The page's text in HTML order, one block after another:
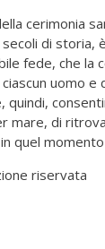
cerimonia
di storia,
fede, che la
uomo e
quindi,
mare, di
quel
riservata